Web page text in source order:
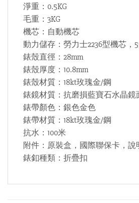
淨重：0.5KG
毛重：3KG
機芯：自動機芯
動力儲存：勞力士2236型機芯，
錶殼直徑：28mm
錶殼厚度：10.8mm
錶殼材質：18kt玫瑰金/鋼
錶鏡材質：抗磨損藍寶石水晶鏡
錶帶顏色：銀色金色
錶帶材質：18kt玫瑰金/鋼
抗水：100米
附件：原裝盒，國際聯保卡，說
錶釦種類：折疊扣